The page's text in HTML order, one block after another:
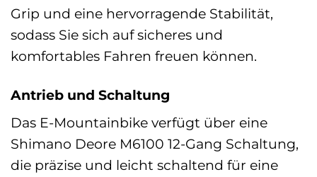
Grip und eine hervorragende Stabilität,
sodass Sie sich auf sicheres und
komfortables Fahren freuen können.
Antrieb und Schaltung
Das E-Mountainbike verfügt über eine
Shimano Deore M6100 12-Gang Schaltung,
die präzise und leicht schaltend für eine